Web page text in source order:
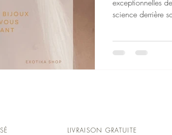
exceptionnelles
science derrière
fiable.
LIVRAISON GRATUITE